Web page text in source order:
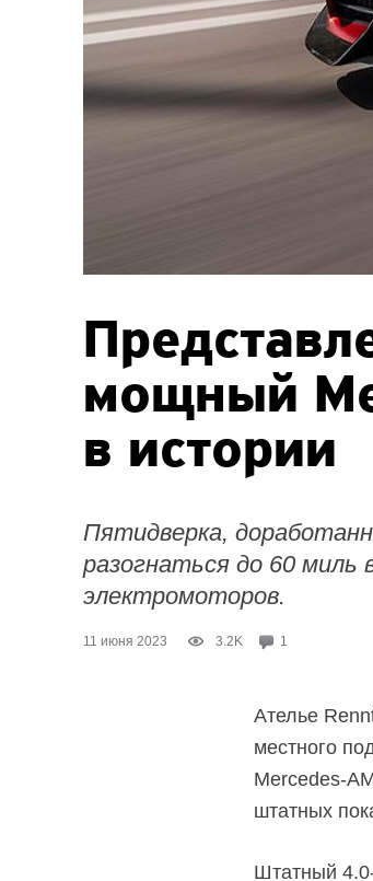
мощный
в истории
Пятидверка,
разогнаться до 60 миль
электромоторов.
11 июня 2023 3.2K 1
Ателье
местного
Mercedes-
штатных
Штатный